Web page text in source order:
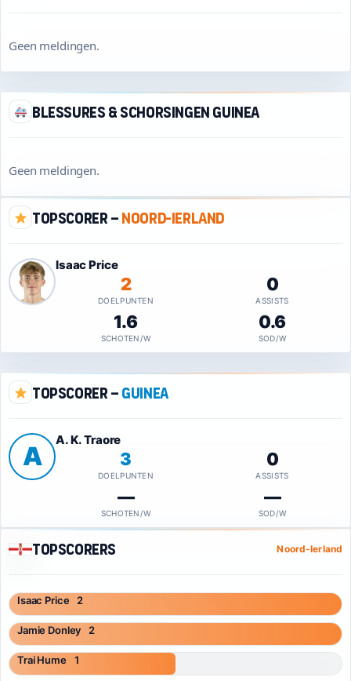
Geen meldingen.
Blessures & schorsingen Guinea
Geen meldingen.
Topscorer –Noord-Ierland
Isaac Price
2
DOELPUNTEN
0
ASSISTS
1.6
SCHOTEN/W
0.6
SOD/W
Topscorer –Guinea
A
A. K. Traore
3
DOELPUNTEN
0
ASSISTS
—
SCHOTEN/W
—
SOD/W
Topscorers Noord-Ierland
Isaac Price 2
Jamie Donley 2
Trai Hume 1